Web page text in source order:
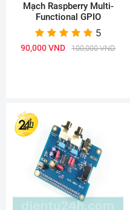
Mạch Raspberry Multi-
Functional GPIO
5
90,000 VND 100,000 VND